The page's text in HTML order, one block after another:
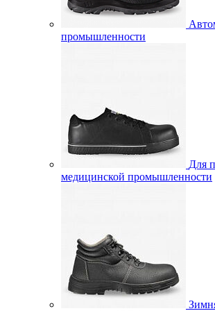
промышленности
Для
медицинской промышленности